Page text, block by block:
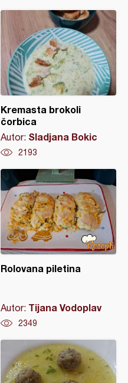
Kremasta brokoli
čorbica
Autor: Sladjana Bokic
2193
Rolovana piletina
Autor: Tijana Vodoplav
2349